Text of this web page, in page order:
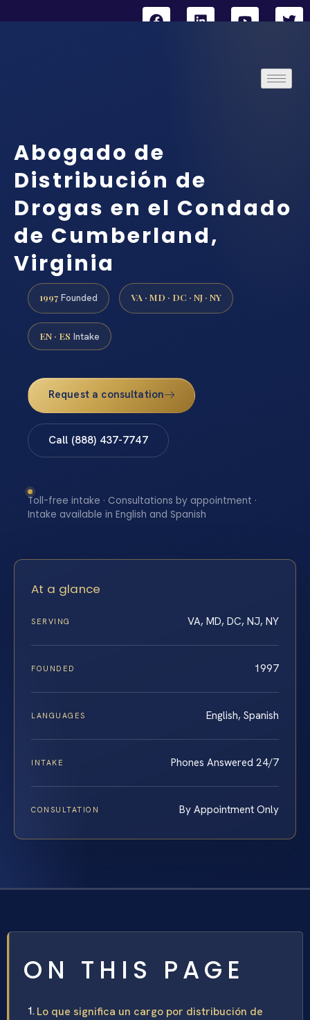
Abogado de
Distribución de
Drogas en el Condado
de Cumberland,
Virginia
1997 Founded VA · MD · DC · NJ · NY
EN · ES Intake
Request a consultation
Call (888) 437-7747
Toll-free intake · Consultations by appointment ·
Intake available in English and Spanish
At a glance
SERVING VA, MD, DC, NJ, NY
FOUNDED 1997
LANGUAGES English, Spanish
INTAKE Phones Answered 24/7
CONSULTATION By Appointment Only
ON THIS PAGE
Lo que significa un cargo por distribución de